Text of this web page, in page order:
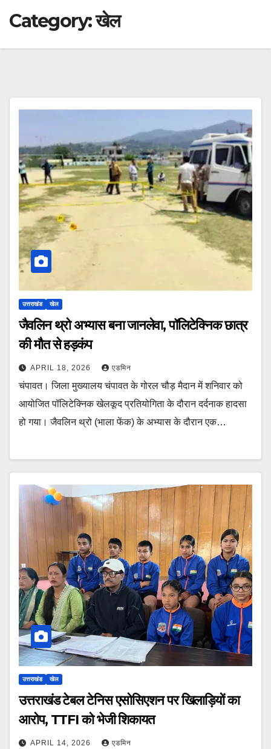
Category:खेल
उत्तराखंड खेल
जैवलिन थ्रो अभ्यास बना जानलेवा, पॉलिटेक्निक छात्र
की मौत से हड़कंप
APRIL 18, 2026 एडमिन
चंपावत। जिला मुख्यालय चंपावत के गोरल चौड़ मैदान में शनिवार को
आयोजित पॉलिटेक्निक खेलकूद प्रतियोगिता के दौरान दर्दनाक हादसा
हो गया। जैवलिन थ्रो (भाला फेंक) के अभ्यास के दौरान एक…
उत्तराखंड खेल
उत्तराखंड टेबल टेनिस एसोसिएशन पर खिलाड़ियों का
आरोप, TTFI को भेजी शिकायत
APRIL 14, 2026 एडमिन